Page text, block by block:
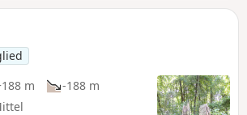
m
-188 m